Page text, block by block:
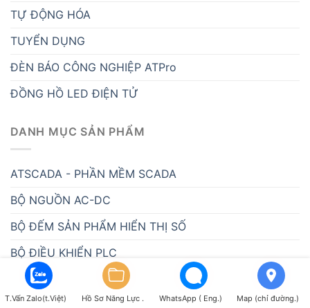
TỰ ĐỘNG HÓA
TUYỂN DỤNG
ĐÈN BÁO CÔNG NGHIỆP ATPro
ĐỒNG HỒ LED ĐIỆN TỬ
DANH MỤC SẢN PHẨM
ATSCADA - PHẦN MỀM SCADA
BỘ NGUỒN AC-DC
BỘ ĐẾM SẢN PHẨM HIỂN THỊ SỐ
BỘ ĐIỀU KHIỂN PLC
CẢM BIẾN CÔNG NGHIỆP
DANH MỤC ATPRO
T.Vấn Zalo(t.Việt) Hồ Sơ Năng Lực . WhatsApp ( Eng.) Map (chỉ đường.)